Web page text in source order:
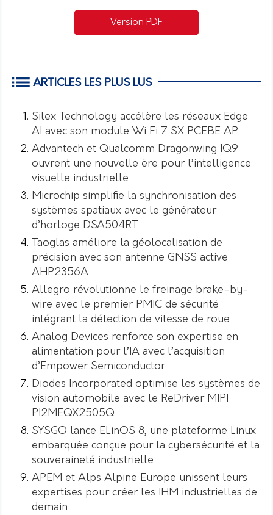
Version PDF
ARTICLES LES PLUS LUS
Silex Technology accélère les réseaux Edge
AI avec son module Wi Fi 7 SX PCEBE AP
Advantech et Qualcomm Dragonwing IQ9
ouvrent une nouvelle ère pour l’intelligence
visuelle industrielle
Microchip simplifie la synchronisation des
systèmes spatiaux avec le générateur
d’horloge DSA504RT
Taoglas améliore la géolocalisation de
précision avec son antenne GNSS active
AHP2356A
Allegro révolutionne le freinage brake-by-
wire avec le premier PMIC de sécurité
intégrant la détection de vitesse de roue
Analog Devices renforce son expertise en
alimentation pour l’IA avec l’acquisition
d’Empower Semiconductor
Diodes Incorporated optimise les systèmes de
vision automobile avec le ReDriver MIPI
PI2MEQX2505Q
SYSGO lance ELinOS 8, une plateforme Linux
embarquée conçue pour la cybersécurité et la
souveraineté industrielle
APEM et Alps Alpine Europe unissent leurs
expertises pour créer les IHM industrielles de
demain